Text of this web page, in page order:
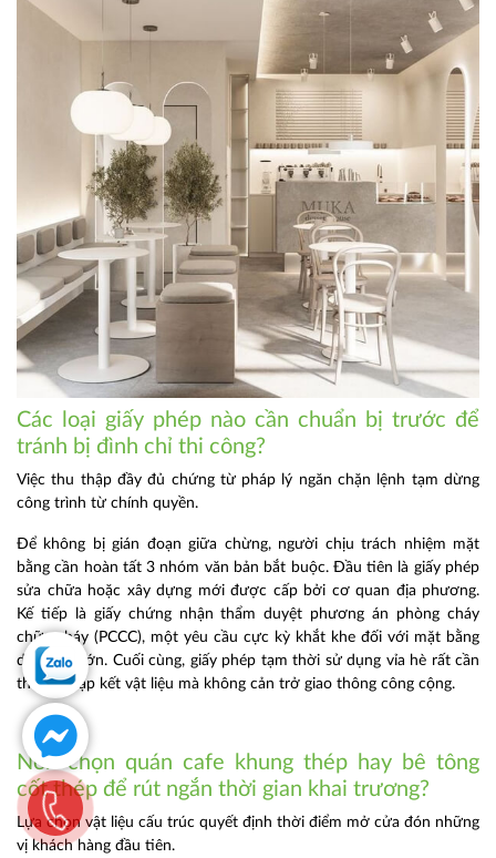
Các loại giấy phép nào cần chuẩn bị trước để
tránh bị đình chỉ thi công?
Việc thu thập đầy đủ chứng từ pháp lý ngăn chặn lệnh tạm dừng
công trình từ chính quyền.
Để không bị gián đoạn giữa chừng, người chịu trách nhiệm mặt
bằng cần hoàn tất 3 nhóm văn bản bắt buộc. Đầu tiên là giấy phép
sửa chữa hoặc xây dựng mới được cấp bởi cơ quan địa phương.
Kế tiếp là giấy chứng nhận thẩm duyệt phương án phòng cháy
chữa cháy (PCCC), một yêu cầu cực kỳ khắt khe đối với mặt bằng
diện tích lớn. Cuối cùng, giấy phép tạm thời sử dụng vỉa hè rất cần
thiết để tập kết vật liệu mà không cản trở giao thông công cộng.
Nên chọn quán cafe khung thép hay bê tông
cốt thép để rút ngắn thời gian khai trương?
Lựa chọn vật liệu cấu trúc quyết định thời điểm mở cửa đón những
vị khách hàng đầu tiên.